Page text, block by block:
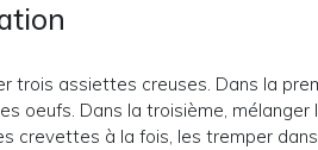
trois assiettes creuses. Dans la
oeufs. Dans la troisième, mélanger
crevettes à la fois, les tremper